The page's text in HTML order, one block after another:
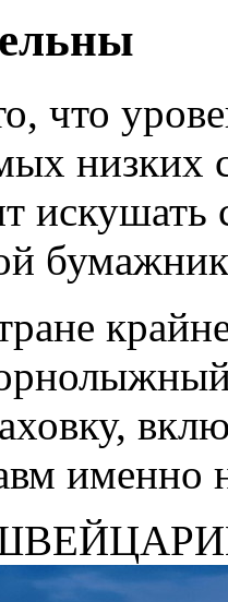
что
низких
искушать
именно